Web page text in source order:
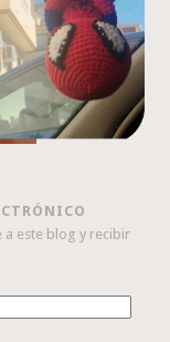
este blog y recibir